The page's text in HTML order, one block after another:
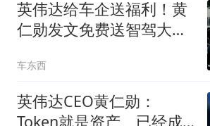
英伟达给车企送福利！黄
仁勋发文免费送智驾大模
车东西
英伟达CEO黄仁勋：
Token就是资产、已经成